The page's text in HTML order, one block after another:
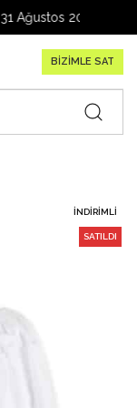
2026
BİZİMLE SAT
İNDIRIMLI
SATILDI